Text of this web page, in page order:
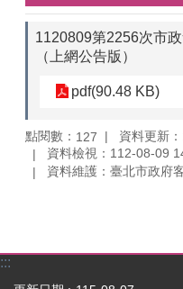
1120809第2256次市
（上網公告版）
pdf(90.48 KB)
點閱數： 127
資料更新
資料檢視：112-08-09
資料維護：臺北市政府
:::